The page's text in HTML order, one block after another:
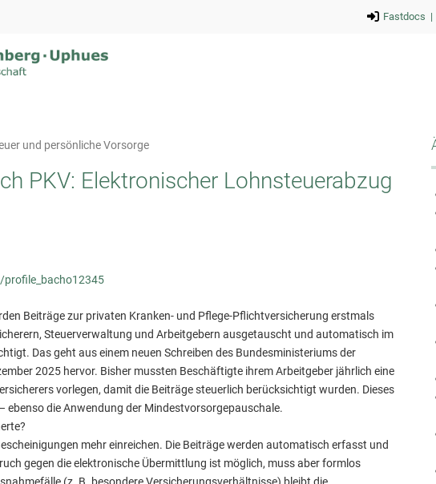
Fastdocs |
und persönliche Vorsorge
PKV: Elektronischer Lohnsteuerabzug
Beiträge zur privaten Kranken- und Pflege-Pflichtversicherung erstmals
Steuerverwaltung und Arbeitgebern ausgetauscht und automatisch im
Das geht aus einem neuen Schreiben des Bundesministeriums der
2025 hervor. Bisher mussten Beschäftigte ihrem Arbeitgeber jährlich eine
vorlegen, damit die Beiträge steuerlich berücksichtigt wurden. Dieses
ebenso die Anwendung der Mindestvorsorgepauschale.
mehr einreichen. Die Beiträge werden automatisch erfasst und
gegen die elektronische Übermittlung ist möglich, muss aber formlos